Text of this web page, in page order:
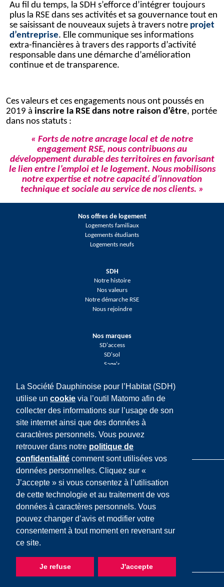
La Société Dauphinoise pour l’Habitat (SDH)
utilise un cookie via l’outil Matomo afin de
collecter des informations sur l’usage de son
site internet ainsi que des données à
caractères personnels. Vous pouvez
retrouver dans notre politique de
confidentialité comment sont utilisées vos
données personnelles. Cliquez sur «
J’accepte » si vous consentez à l’utilisation
de cette technologie et au traitement de vos
données à caractères personnels. Vous
pouvez changer d’avis et modifier votre
consentement à tout moment en revenant sur
ce site.
Je refuse J'accepte
Au fil du temps, la SDH s’efforce d’intégrer toujours
plus la RSE dans ses activités et sa gouvernance tout en
se saisissant de nouveaux sujets à travers notre projet
d’entreprise. Elle communique ses informations
extra-financières à travers des rapports d’activité
responsable dans une démarche d’amélioration
continue et de transparence.
Ces valeurs et ces engagements nous ont poussés en
2019 à inscrire la RSE dans notre raison d’être, portée
dans nos statuts :
« Forts de notre ancrage local et de notre
engagement RSE, nous contribuons au
développement durable des territoires en favorisant
le lien entre l’emploi et le logement. Nous mobilisons
notre expertise et notre capacité d’innovation
technique et sociale au service de nos clients. »
Nos offres de logement
Logements familiaux
Logements étudiants
Logements neufs
SDH
Notre histoire
Nos valeurs
Notre démarche RSE
Nous rejoindre
Nos marques
SD'access
SD'sol
Sage's
Réseaux sociaux
Facebook
Twitter
LinkedIn
Instagram
Cookies
Données personnelles